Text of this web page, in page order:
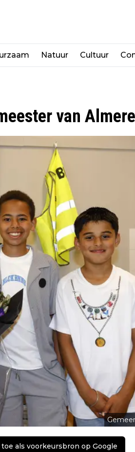
Natuur Cultuur
van Almere
toe als voorkeursbron op Google